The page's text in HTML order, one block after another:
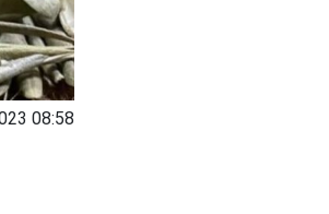
08:58